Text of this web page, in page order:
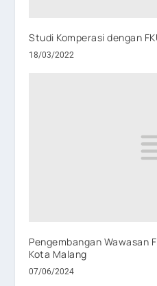
Studi Komperasi dengan
18/03/2022
Pengembangan Wawasan
Kota Malang
07/06/2024